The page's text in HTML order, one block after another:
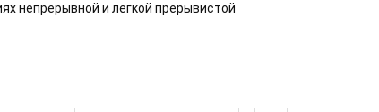
непрерывной и легкой прерывистой